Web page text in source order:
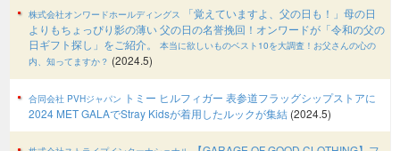
株式会社オンワードホールディングス
「覚えていますよ、父の日も！」母の日
よりもちょっぴり影の薄い 父の日の名誉挽回！オンワードが「令和の父の
日ギフト探し」をご紹介。 本当に欲しいものベスト10を大調査！お父さんの心の
内、知ってますか？ (2024.5)
合同会社 PVHジャパン トミー ヒルフィガー 表参道フラッグシップストアに
2024 MET GALAでStray Kidsが着用したルックが集結 (2024.5)